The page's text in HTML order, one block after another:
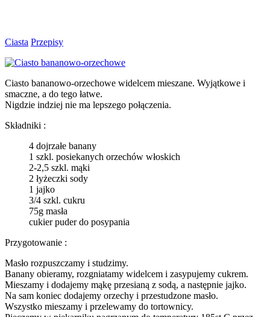
Ciasta Przepisy
Ciasto bananowo-orzechowe widelcem mieszane. Wyjątkowe i
smaczne, a do tego łatwe.
Nigdzie indziej nie ma lepszego połączenia.
Składniki :
4 dojrzałe banany
1 szkl. posiekanych orzechów włoskich
2-2,5 szkl. mąki
2 łyżeczki sody
1 jajko
3/4 szkl. cukru
75g masła
cukier puder do posypania
Przygotowanie :
Masło rozpuszczamy i studzimy.
Banany obieramy, rozgniatamy widelcem i zasypujemy cukrem.
Mieszamy i dodajemy mąkę przesianą z sodą, a następnie jajko.
Na sam koniec dodajemy orzechy i przestudzone masło.
Wszystko mieszamy i przelewamy do tortownicy.